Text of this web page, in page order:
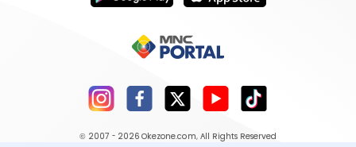
© 2007 - 2026 Okezone.com, All Rights Reserved